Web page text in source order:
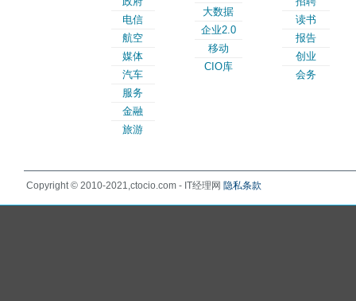
电信
航空
媒体
汽车
服务
金融
旅游
大数据
企业2.0
移动
CIO库
读书
报告
创业
会务
Copyright © 2010-2021,ctocio.com - IT经理网 隐私条款